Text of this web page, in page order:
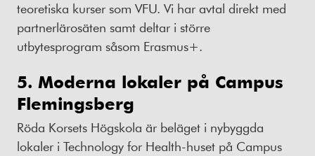
teoretiska kurser som VFU. Vi har avtal direkt med
partnerlärosäten samt deltar i större
utbytesprogram såsom Erasmus+.
5. Moderna lokaler på Campus
Flemingsberg
Röda Korsets Högskola är beläget i nybyggda
lokaler i Technology for Health-huset på Campus